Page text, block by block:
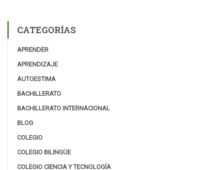
CATEGORÍAS
APRENDER
APRENDIZAJE
AUTOESTIMA
BACHILLERATO
BACHILLERATO INTERNACIONAL
BLOG
COLEGIO
COLEGIO BILINGÜE
COLEGIO CIENCIA Y TECNOLOGÍA